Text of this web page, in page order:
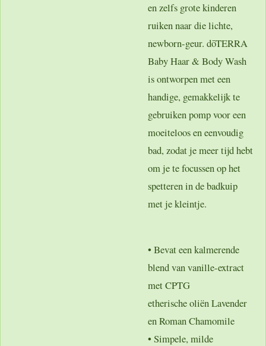
en zelfs grote kinderen
ruiken naar die lichte,
newborn-geur. dōTERRA
Baby Haar & Body Wash
is ontworpen met een
handige, gemakkelijk te
gebruiken pomp voor een
moeiteloos en eenvoudig
bad, zodat je meer tijd hebt
om je te focussen op het
spetteren in de badkuip
met je kleintje.
• Bevat een kalmerende
blend van vanille-extract
met CPTG
etherische oliën Lavender
en Roman Chamomile
• Simpele, milde